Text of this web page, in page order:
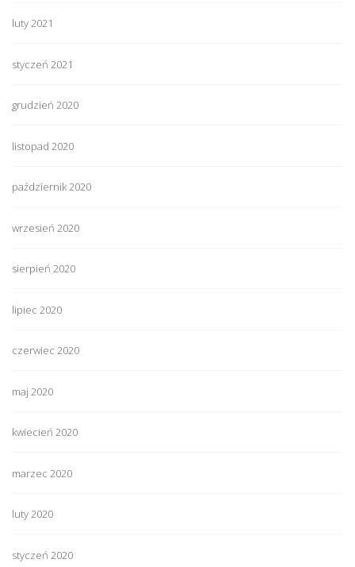
luty 2021
styczeń 2021
grudzień 2020
listopad 2020
październik 2020
wrzesień 2020
sierpień 2020
lipiec 2020
czerwiec 2020
maj 2020
kwiecień 2020
marzec 2020
luty 2020
styczeń 2020